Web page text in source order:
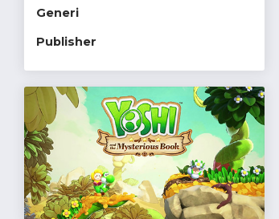
Generi
Publisher